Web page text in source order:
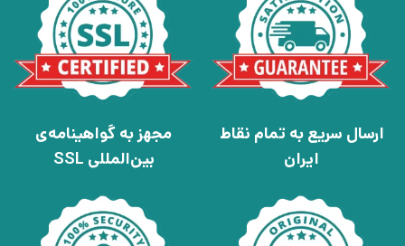
ارسال سریع به تمام نقاط
ایران
مجهز به گواهینامه‌ی
بین‌المللی SSL